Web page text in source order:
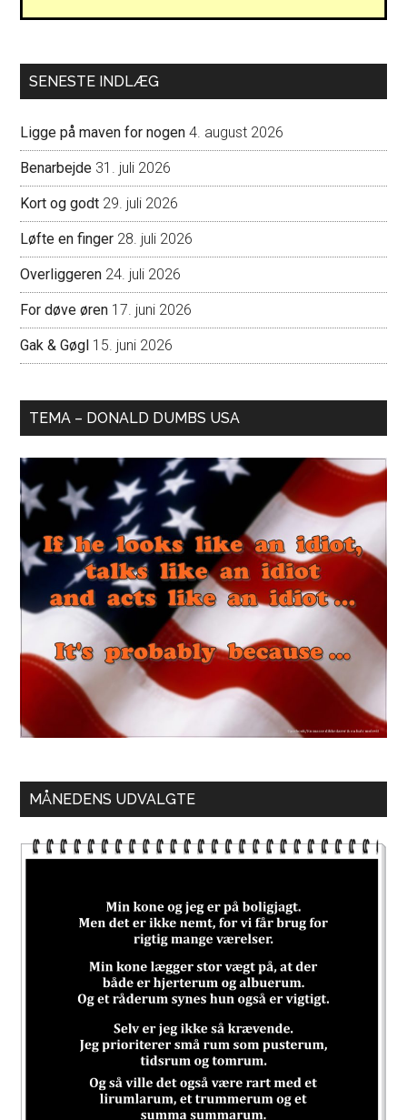
SENESTE INDLÆG
Ligge på maven for nogen 4. august 2026
Benarbejde 31. juli 2026
Kort og godt 29. juli 2026
Løfte en finger 28. juli 2026
Overliggeren 24. juli 2026
For døve øren 17. juni 2026
Gak & Gøgl 15. juni 2026
TEMA – DONALD DUMBS USA
MÅNEDENS UDVALGTE